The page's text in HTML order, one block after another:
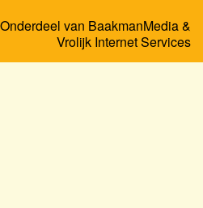
van BaakmanMedia&
Vrolijk Internet Services